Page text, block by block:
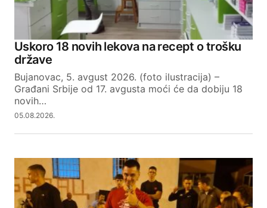
Uskoro 18 novih lekova na recept o trošku
države
Bujanovac, 5. avgust 2026. (foto ilustracija) –
Građani Srbije od 17. avgusta moći će da dobiju 18
novih…
05.08.2026.